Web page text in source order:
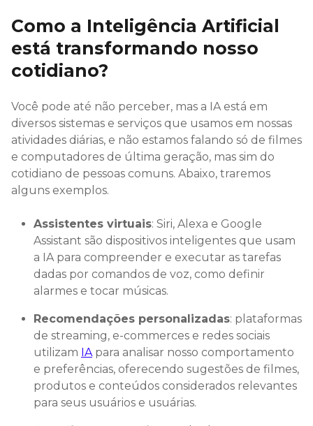
Como a Inteligência Artificial
está transformando nosso
cotidiano?
Você pode até não perceber, mas a IA está em
diversos sistemas e serviços que usamos em nossas
atividades diárias, e não estamos falando só de filmes
e computadores de última geração, mas sim do
cotidiano de pessoas comuns. Abaixo, traremos
alguns exemplos.
Assistentes virtuais: Siri, Alexa e Google
Assistant são dispositivos inteligentes que usam
a IA para compreender e executar as tarefas
dadas por comandos de voz, como definir
alarmes e tocar músicas.
Recomendações personalizadas: plataformas
de streaming, e-commerces e redes sociais
utilizam IA para analisar nosso comportamento
e preferências, oferecendo sugestões de filmes,
produtos e conteúdos considerados relevantes
para seus usuários e usuárias.